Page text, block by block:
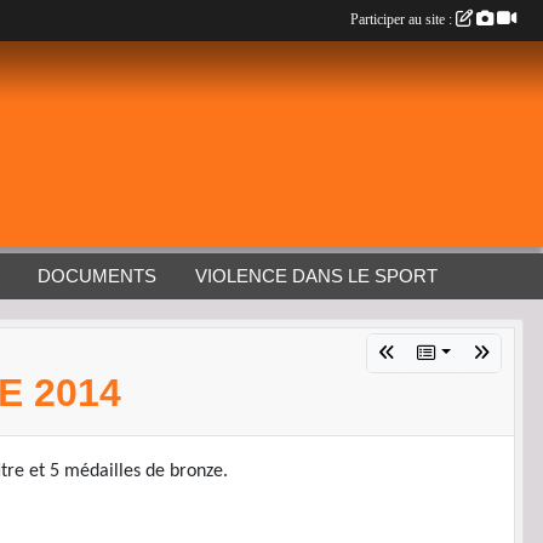
DOCUMENTS VIOLENCE DANS LE SPORT
2014
et 5 médailles de bronze.
Participer au site :